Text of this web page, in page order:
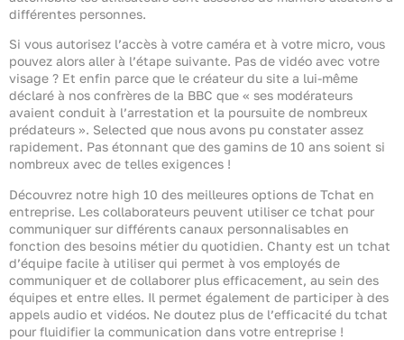
différentes personnes.
Si vous autorisez l’accès à votre caméra et à votre micro, vous
pouvez alors aller à l’étape suivante. Pas de vidéo avec votre
visage ? Et enfin parce que le créateur du site a lui-même
déclaré à nos confrères de la BBC que « ses modérateurs
avaient conduit à l’arrestation et la poursuite de nombreux
prédateurs ». Selected que nous avons pu constater assez
rapidement. Pas étonnant que des gamins de 10 ans soient si
nombreux avec de telles exigences !
Découvrez notre high 10 des meilleures options de Tchat en
entreprise. Les collaborateurs peuvent utiliser ce tchat pour
communiquer sur différents canaux personnalisables en
fonction des besoins métier du quotidien. Chanty est un tchat
d’équipe facile à utiliser qui permet à vos employés de
communiquer et de collaborer plus efficacement, au sein des
équipes et entre elles. Il permet également de participer à des
appels audio et vidéos. Ne doutez plus de l’efficacité du tchat
pour fluidifier la communication dans votre entreprise !